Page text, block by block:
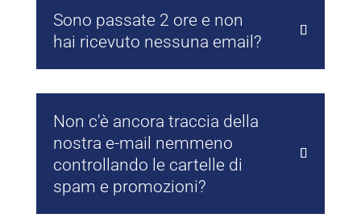
Sono passate 2 ore e non
hai ricevuto nessuna email?
Non c'è ancora traccia della
nostra e-mail nemmeno
controllando le cartelle di
spam e promozioni?